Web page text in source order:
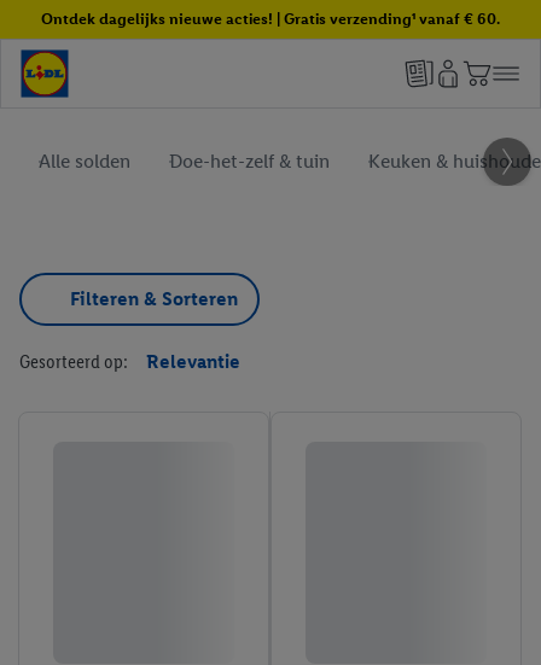
Ontdek dagelijks nieuwe acties! | Gratis verzending¹ vanaf € 60.
Alle solden Doe-het-zelf & tuin Keuken &
Filteren & Sorteren
Gesorteerd op: Relevantie